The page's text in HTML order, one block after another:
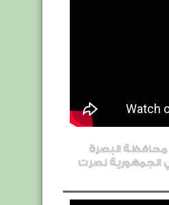
محافظة البصرة
الجمهورية نصرت